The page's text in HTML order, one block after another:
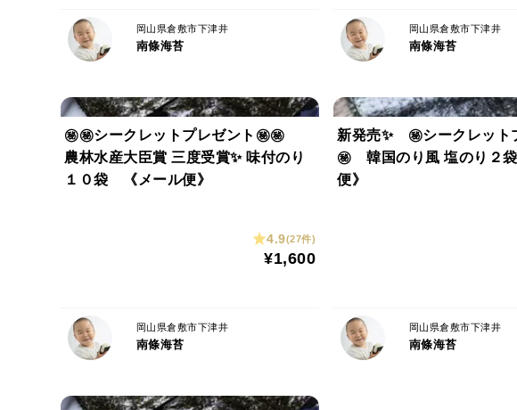
岡山県倉敷市下津井
南條海苔
岡山県倉敷市下津井
南條海苔
㊙㊙シークレットプレゼント㊙㊙
農林水産大臣賞 三度受賞✨ 味付のり
１０袋 《メール便》
4.9(27件)
¥1,600
岡山県倉敷市下津井
南條海苔
新発売✨ ㊙シークレット
㊙️ 韓国のり風 塩のり２
便》
岡山県倉敷市下津井
南條海苔